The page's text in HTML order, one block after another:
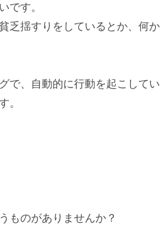
です。
乏揺すりをしているとか、何か
で、自動的に行動を起こしてい
。
ものがありませんか？